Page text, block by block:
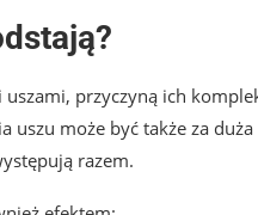
przyczyną ich
uszu może być także za
razem.